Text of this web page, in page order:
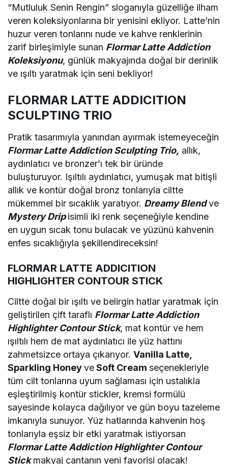
“Mutluluk Senin Rengin” sloganıyla güzelliğe ilham
veren koleksiyonlarına bir yenisini ekliyor. Latte’nin
huzur veren tonlarını nude ve kahve renklerinin
zarif birleşimiyle sunan Flormar Latte Addiction
Koleksiyonu, günlük makyajında doğal bir derinlik
ve ışıltı yaratmak için seni bekliyor!
FLORMAR LATTE ADDICITION
SCULPTING TRIO
Pratik tasarımıyla yanından ayırmak istemeyeceğin
Flormar Latte Addiction Sculpting Trio, allık,
aydınlatıcı ve bronzer’ı tek bir üründe
buluşturuyor. Işıltılı aydınlatıcı, yumuşak mat bitişli
allık ve kontür doğal bronz tonlarıyla ciltte
mükemmel bir sıcaklık yaratıyor. Dreamy Blendve
Mystery Dripisimli iki renk seçeneğiyle kendine
en uygun sıcak tonu bulacak ve yüzünü kahvenin
enfes sıcaklığıyla şekillendireceksin!
FLORMAR LATTE ADDICITION
HIGHLIGHTER CONTOUR STICK
Ciltte doğal bir ışıltı ve belirgin hatlar yaratmak için
geliştirilen çift taraflı Flormar Latte Addiction
Highlighter Contour Stick, mat kontür ve hem
ışıltılı hem de mat aydınlatıcı ile yüz hattını
zahmetsizce ortaya çıkarıyor.Vanilla Latte,
Sparkling HoneyveSoft Creamseçenekleriyle
tüm cilt tonlarına uyum sağlaması için ustalıkla
eşleştirilmiş kontür stickler, kremsi formülü
sayesinde kolayca dağılıyor ve gün boyu tazeleme
imkanıyla sunuyor. Yüz hatlarında kahvenin hoş
tonlarıyla eşsiz bir etki yaratmak istiyorsan
Flormar Latte AddictionHighlighter Contour
Stickmakyaj çantanın yeni favorisi olacak!